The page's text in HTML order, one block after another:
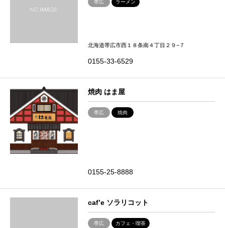
帯広 ラーメン
北海道帯広市西１８条南４丁目２９−７
0155-33-6529
焼肉 はま屋
帯広 焼肉
0155-25-8888
caf’e ソラリコット
帯広 カフェ・喫茶